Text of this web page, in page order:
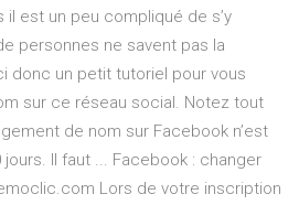
il est un peu compliqué de s’y
personnes ne savent pas la
donc un petit tutoriel pour vous
sur ce réseau social. Notez tout
de nom sur Facebook n’est
Il faut ... Facebook : changer
Lors de votre inscription